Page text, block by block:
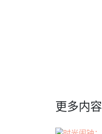
更多内容